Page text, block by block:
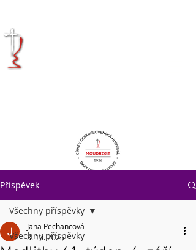
Příspěvek
Všechny příspěvky
Všechny příspěvky
Jana Pechancová
3. 10. 2025